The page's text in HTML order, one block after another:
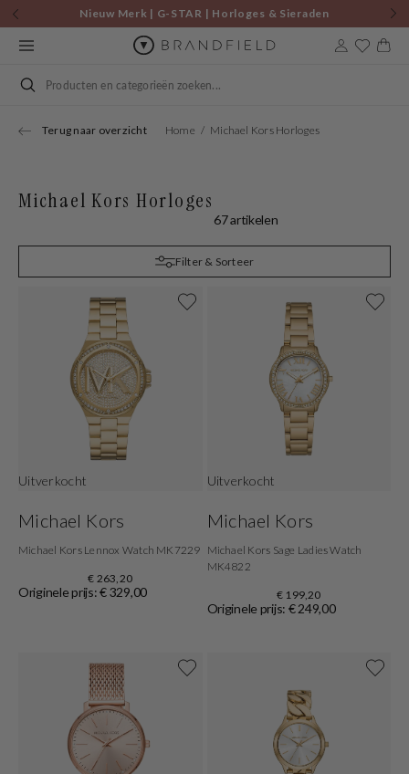
Skip to
content
Nieuw Merk | G-STAR | Horloges & Sieraden
Cart
Search
Terug naar overzicht Home Michael Kors Horloges
Michael Kors Horloges
67 artikelen
Filter & Sorteer
Uitverkocht
Michael Kors
Michael Kors Lennox Watch MK7229
€ 263,20
Originele prijs: € 329,00
Uitverkocht
Michael Kors
Michael Kors Sage Ladies Watch
MK4822
€ 199,20
Originele prijs: € 249,00